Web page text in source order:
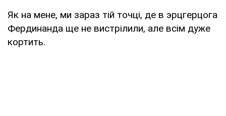
Як на мене, ми зараз тій точці, де в эрцгерцога
Фердинанда ще не вистрілили, але всім дуже
кортить.